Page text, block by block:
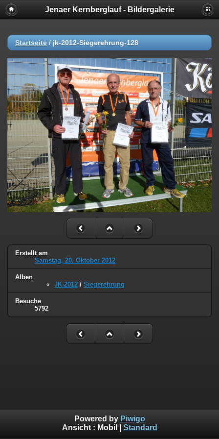
Jenaer Kernberglauf - Bildergalerie
Startseite / jk-2012-Siegerehrung-128
Erstellt am
Samstag, 20. Oktober 2012
Alben
JK-2012 / Siegerehrung
Besuche
5792
Powered by Piwigo
Ansicht : Mobil Standard